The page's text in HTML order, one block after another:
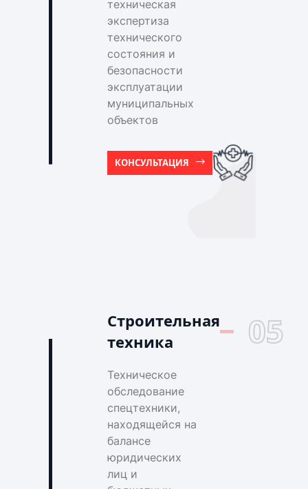
техническая
экспертиза
технического
состояния и
безопасности
эксплуатации
муниципальных
объектов
КОНСУЛЬТАЦИЯ
Строительная
техника
05
Техническое
обследование
спецтехники,
находящейся на
балансе
юридических
лиц и